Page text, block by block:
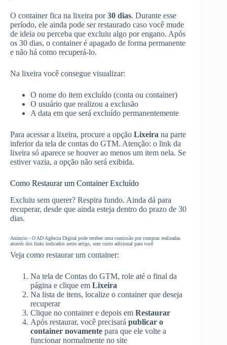
O container fica na lixeira por30 dias. Durante esse
período, ele ainda pode ser restaurado caso você mude
de ideia ou perceba que excluiu algo por engano. Após
os 30 dias, o container é apagado de forma permanente
e não há como recuperá-lo.
Na lixeira você consegue visualizar:
O nome do item excluído (conta ou container)
O usuário que realizou a exclusão
A data em que será excluído permanentemente
Para acessar a lixeira, procure a opção Lixeira na parte
inferior da tela de contas do GTM. Atenção: o link da
lixeira só aparece se houver ao menos um item nela. Se
estiver vazia, a opção não será exibida.
Como Restaurar um Container Excluído
Excluiu sem querer? Respira fundo. Ainda dá para
recuperar, desde que ainda esteja dentro do prazo de 30
dias.
Anúncio - O AD Agência Digital pode receber uma comissão por compras realizadas
através dos links indicados neste artigo, sem custo adicional para você
Veja como restaurar um container:
Na tela de Contas do GTM, role até o final da
página e clique em Lixeira
Na lista de itens, localize o container que deseja
recuperar
Clique no container e depois em Restaurar
Após restaurar, você precisará publicar o
container novamente para que ele volte a
funcionar normalmente no site